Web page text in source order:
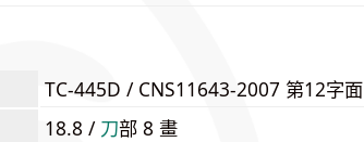
TC-445D / CNS11643-2007 第12字面
18.8 / ⼑部 8 畫